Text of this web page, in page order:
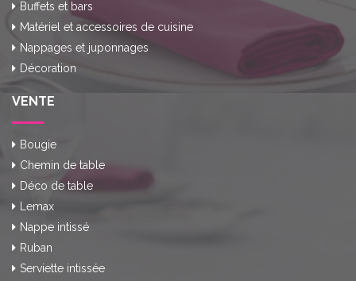
Buffets et bars
Matériel et accessoires de cuisine
Nappages et juponnages
Décoration
VENTE
Bougie
Chemin de table
Déco de table
Lemax
Nappe intissé
Ruban
Serviette intissée